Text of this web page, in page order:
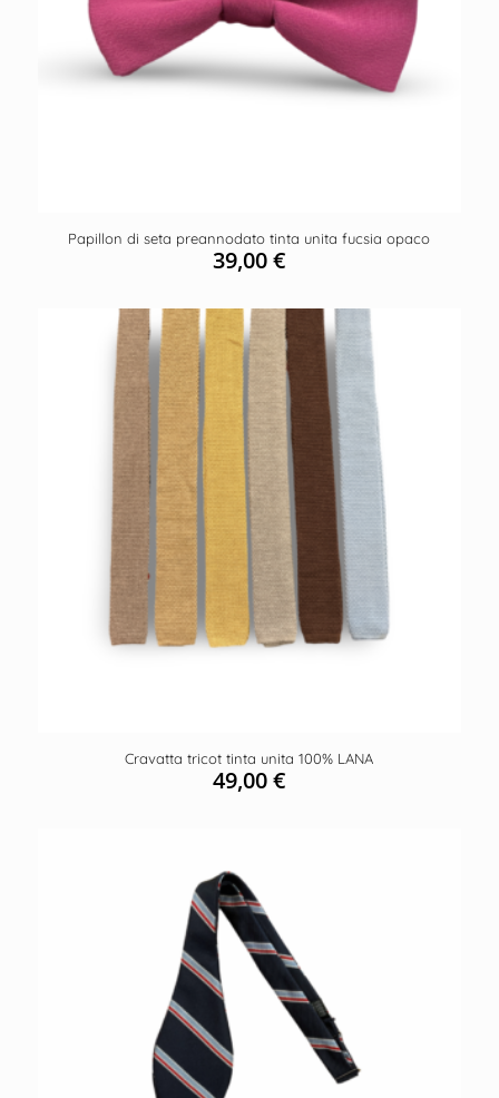
Papillon di seta preannodato tinta unita fucsia opaco
39,00€
Cravatta tricot tinta unita 100% LANA
49,00€